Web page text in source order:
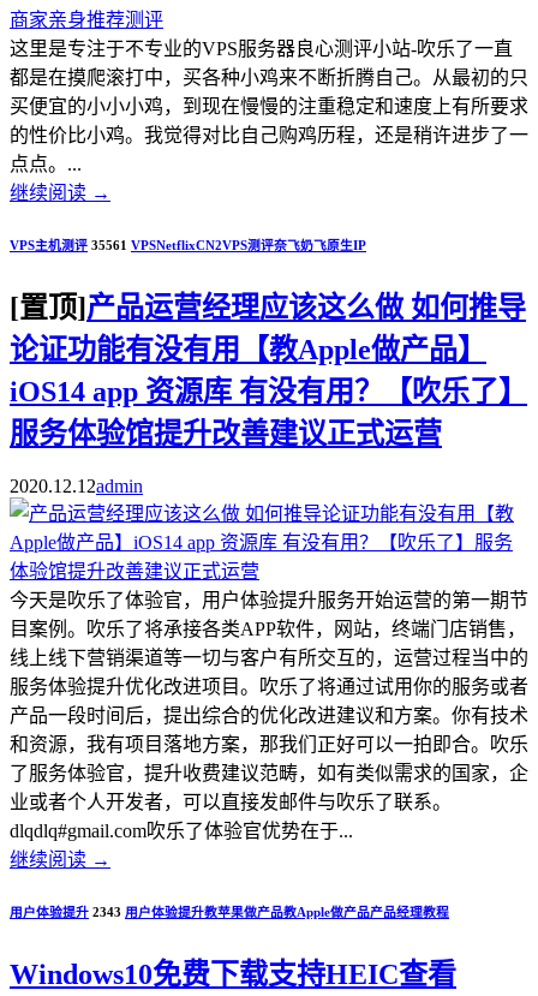
这里是专注于不专业的VPS服务器良心测评小站-吹乐了一直
都是在摸爬滚打中，买各种小鸡来不断折腾自己。从最初的只
买便宜的小小小鸡，到现在慢慢的注重稳定和速度上有所要求
的性价比小鸡。我觉得对比自己购鸡历程，还是稍许进步了一
点点。...
继续阅读 →
VPS主机测评 35561 VPSNetflixCN2VPS测评奈飞奶飞原生IP
[置顶]产品运营经理应该这么做 如何推导
论证功能有没有用【教Apple做产品】
iOS14 app 资源库 有没有用？【吹乐了】
服务体验馆提升改善建议正式运营
2020.12.12admin
今天是吹乐了体验官，用户体验提升服务开始运营的第一期节
目案例。吹乐了将承接各类APP软件，网站，终端门店销售，
线上线下营销渠道等一切与客户有所交互的，运营过程当中的
服务体验提升优化改进项目。吹乐了将通过试用你的服务或者
产品一段时间后，提出综合的优化改进建议和方案。你有技术
和资源，我有项目落地方案，那我们正好可以一拍即合。吹乐
了服务体验官，提升收费建议范畴，如有类似需求的国家，企
业或者个人开发者，可以直接发邮件与吹乐了联系。
dlqdlq#gmail.com吹乐了体验官优势在于...
继续阅读 →
用户体验提升 2343 用户体验提升教苹果做产品教Apple做产品产品经理教程
Windows10免费下载支持HEIC查看